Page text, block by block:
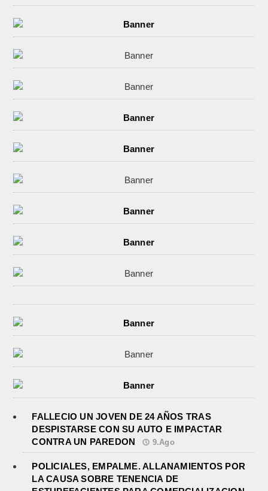
FALLECIO UN JOVEN DE 24 AÑOS TRAS
DESPISTARSE CON SU AUTO E IMPACTAR
CONTRA UN PAREDON
9.Ago
POLICIALES, EMPALME. ALLANAMIENTOS POR
LA CAUSA SOBRE TENENCIA DE